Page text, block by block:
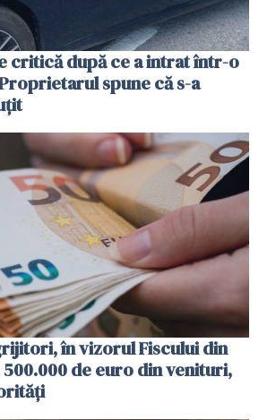
critică după ce a intrat într-o
spune că s-a
în vizorul Fiscului din
de euro din venituri,